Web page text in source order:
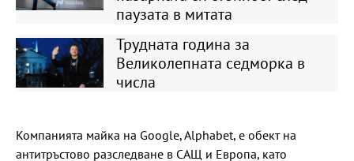
паузата в митата
Трудната година за
Великолепната седморка в
числа
Компанията майка на Google, Alphabet, е обект на
антитръстово разследване в САЩ и Европа, като